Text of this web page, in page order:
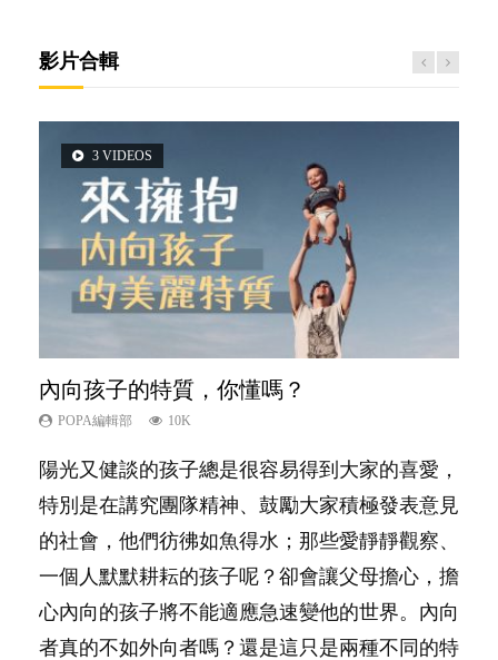
影片合輯
3 VIDEOS
內向孩子的特質，你懂嗎？
POPA編輯部 10K
陽光又健談的孩子總是很容易得到大家的喜愛，
特別是在講究團隊精神、鼓勵大家積極發表意見
的社會，他們彷彿如魚得水；那些愛靜靜觀察、
一個人默默耕耘的孩子呢？卻會讓父母擔心，擔
心內向的孩子將不能適應急速變他的世界。內向
者真的不如外向者嗎？還是這只是兩種不同的特
2 VIDEOS
想孩子學好外語，點做好？
POPA編輯部 9.9K
有人話學多種語言越早開始越好，有人卻說一時
間太多語言，會令孩子感到混淆，到底誰是誰
非？聽聽專家怎樣說，解開語言學習的迷思～...
5 VIDEOS
夫妻必看！經營婚姻，沒捷徑
POPA編輯部 22.9K
你是不是也曾經以為只要跟相愛的人結婚，就自
然能走到白頭，但生了孩子卻發現事情不如你所
料？ 經營婚姻，不如我們想像的簡單，卻也不
是大家說得那麼難。一起來認識婚姻的真相！...
6 VIDEOS
孩子能力天注定？
POPA編輯部 7.9K
很多父母都希望孩子係個「叻仔叻女」，學業別
太差，日常自理井井有條。這樣的孩子是萬中無
一，還是魚與熊掌，不能兼得？...
6 VIDEOS
愛孩子也別忘了愛自己，父母如何關顧自
己的身心靈？
照顧孩子衣食住行、陪同兒女應對功課測驗，還
要陪玩製造親子時間，尚要處理家中雜項要
務……當父母的，有千百個任務要做。可惜，有
一樣重要至極的，總被遺漏——關注自己的情緒
和心理健康。...